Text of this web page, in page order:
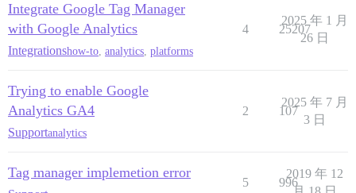
Integrate Google Tag Manager
with Google Analytics
Integrationshow-to analytics platforms
4 25207
2025 年 1 月
26 日
Trying to enable Google
Analytics GA4
Supportanalytics
2 107
2025 年 7 月
3 日
Tag manager implemetion error
5 996
2019 年 12